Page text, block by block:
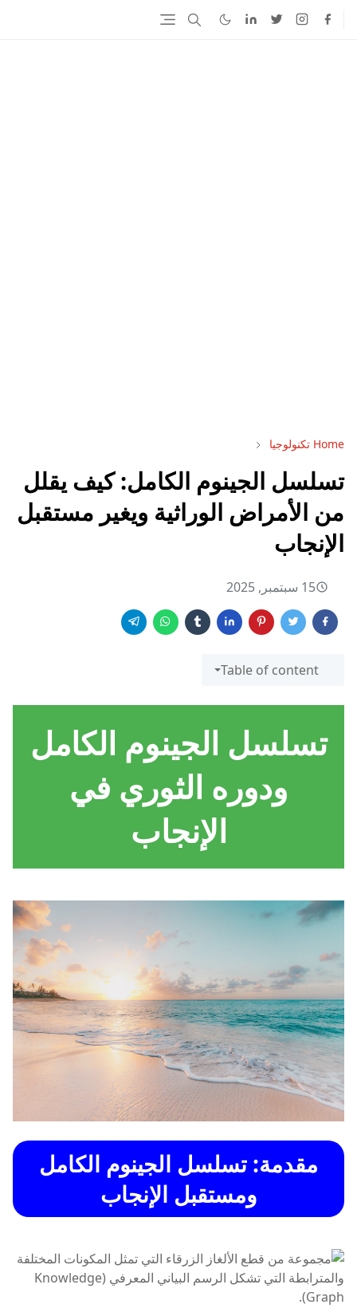
Home تكنولوجيا
تسلسل الجينوم الكامل: كيف يقلل
من الأمراض الوراثية ويغير مستقبل
الإنجاب
15 سبتمبر, 2025
Table of content
تسلسل الجينوم الكامل
ودوره الثوري في
الإنجاب
مقدمة: تسلسل الجينوم الكامل
ومستقبل الإنجاب